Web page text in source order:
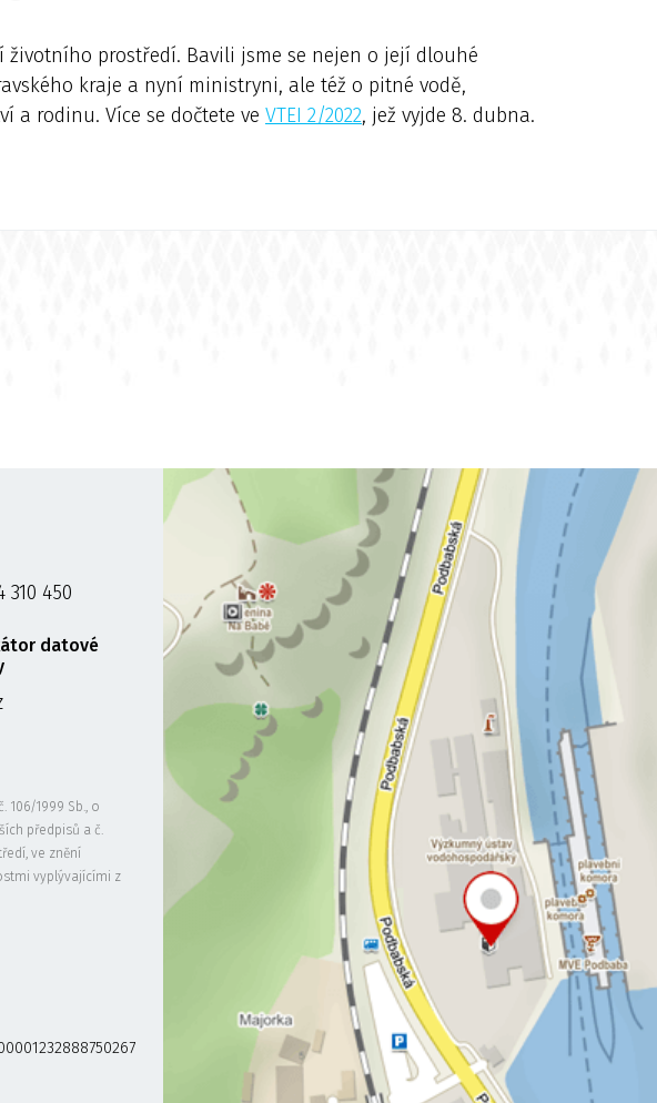
životního prostředí. Bavili jsme se nejen o její dlouhé
kraje a nyní ministryni, ale též o pitné vodě,
a rodinu. Více se dočtete ve VTEI 2/2022, jež vyjde 8. dubna.
310 450
datové
106/1999 Sb., o
předpisů a č.
ve znění
vyplývajícími z